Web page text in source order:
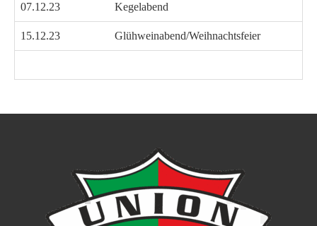
07.12.23 Kegelabend
15.12.23 Glühweinabend/Weihnachtsfeier